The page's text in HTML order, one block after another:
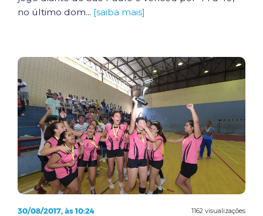
no último dom... [saiba mais]
1162 visualizações
30/08/2017, às 10:24